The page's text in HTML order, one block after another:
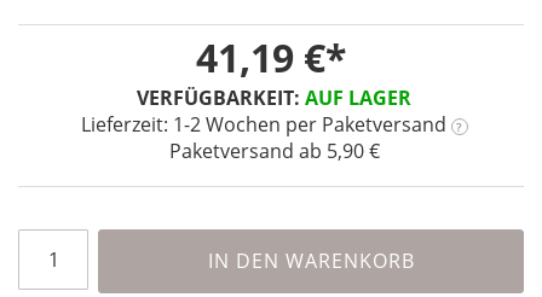
VERFÜGBARKEIT: AUF LAGER
Lieferzeit: 1-2 Wochen per Paketversand ?
Paketversand ab 5,90 €
41,19 €
IN DEN WARENKORB